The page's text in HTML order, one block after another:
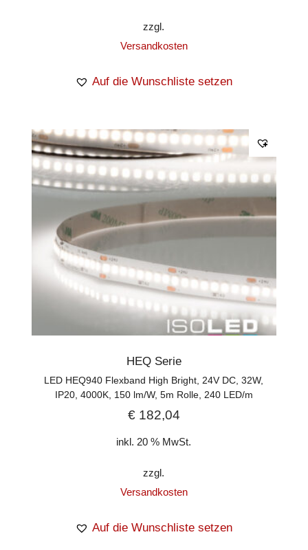
zzgl.
Versandkosten
Auf die Wunschliste setzen
HEQ Serie
LED HEQ940 Flexband High Bright, 24V DC, 32W,
IP20, 4000K, 150 lm/W, 5m Rolle, 240 LED/m
€182,04
inkl. 20 % MwSt.
zzgl.
Versandkosten
Auf die Wunschliste setzen